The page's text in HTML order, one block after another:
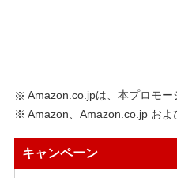
Amazon.co.jpは、本プロモー
Amazon、Amazon.co.jp およ
キャンペーン